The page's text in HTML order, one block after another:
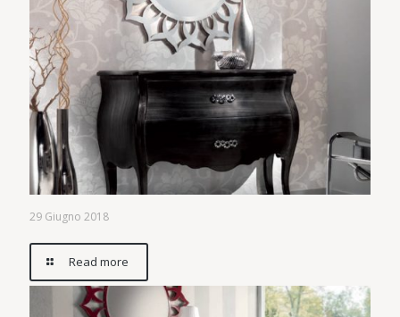
29 Giugno 2018
Read more